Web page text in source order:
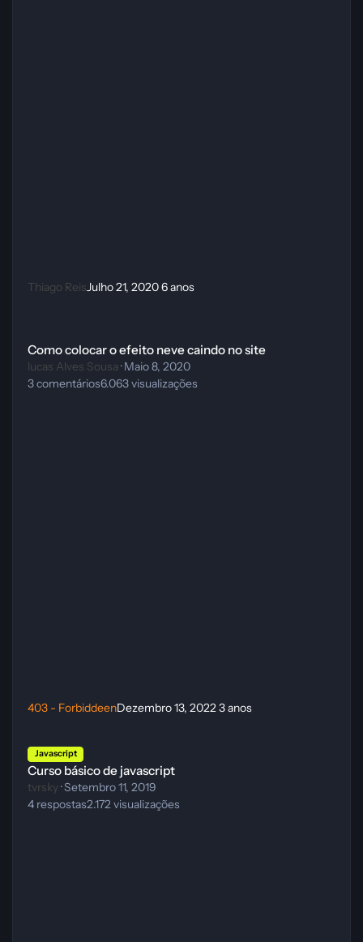
Thiago ReisJulho 21, 20206 anos
Como colocar o efeito neve caindo no site
lucas Alves Sousa ·Maio 8, 2020
3comentários6.063visualizações
403 - ForbiddeenDezembro 13, 20223 anos
Javascript
Curso básico de javascript
tvrsky·Setembro 11, 2019
4 respostas2.172visualizações